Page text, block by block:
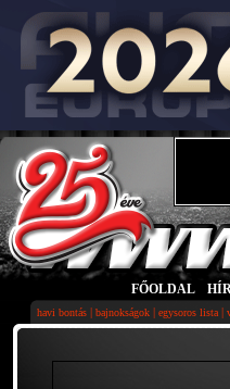
FŐOLDAL
havi bontás | bajnokságok | egysoros lista |